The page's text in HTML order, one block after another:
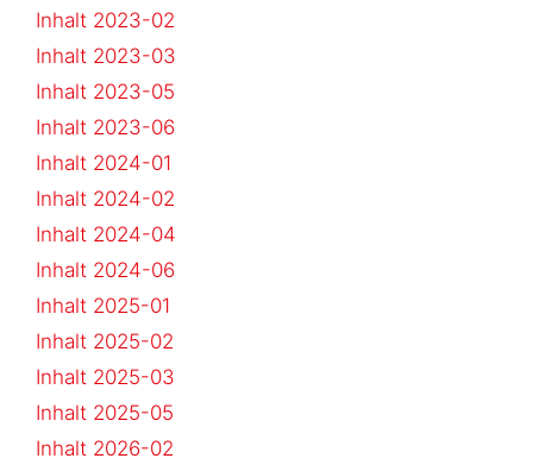
Inhalt 2023-02
Inhalt 2023-03
Inhalt 2023-05
Inhalt 2023-06
Inhalt 2024-01
Inhalt 2024-02
Inhalt 2024-04
Inhalt 2024-06
Inhalt 2025-01
Inhalt 2025-02
Inhalt 2025-03
Inhalt 2025-05
Inhalt 2026-02